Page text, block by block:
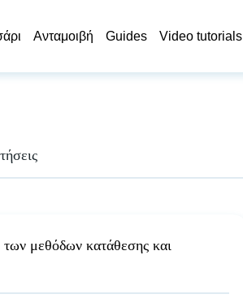
Ανταμοιβή Guides Video tutorials
μεθόδων κατάθεσης και